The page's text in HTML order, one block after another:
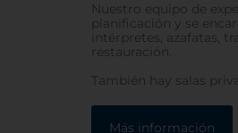
Nuestro equipo de
planificación y se
intérpretes, azafatas,
restauración.
También hay salas
Más información